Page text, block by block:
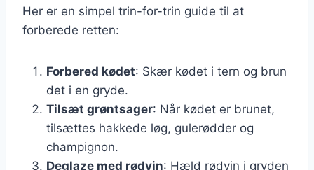
Her er en simpel trin-for-trin guide til at
forberede retten:
Forbered kødet: Skær kødet i tern og brun
det i en gryde.
Tilsæt grøntsager: Når kødet er brunet,
tilsættes hakkede løg, gulerødder og
champignon.
Deglaze med rødvin: Hæld rødvin i gryden